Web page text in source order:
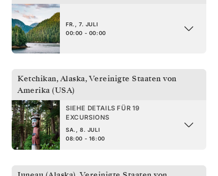
FR., 7. JULI
00:00 - 00:00
Ketchikan, Alaska,Vereinigte Staaten von
Amerika (USA)
SIEHE DETAILS FÜR 19
EXCURSIONS
SA., 8. JULI
08:00 - 16:00